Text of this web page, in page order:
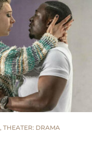
, THEATER: DRAMA